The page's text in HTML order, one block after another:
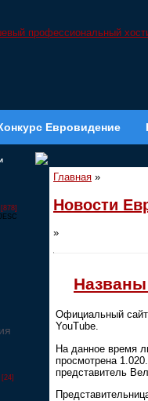
Евровидение
[878]
[24]
Главная »
Новости
»
Официальный сайт
YouTube.
На данное время
просмотрена
представитель